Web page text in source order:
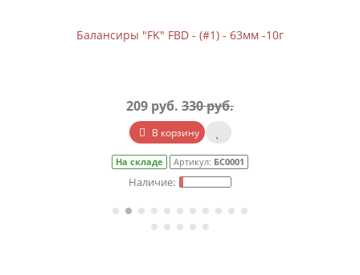
Балансиры "FK" FBD - (#1) - 63мм -10г
209 руб. 330 руб.
В корзину
На складе Артикул: БС0001